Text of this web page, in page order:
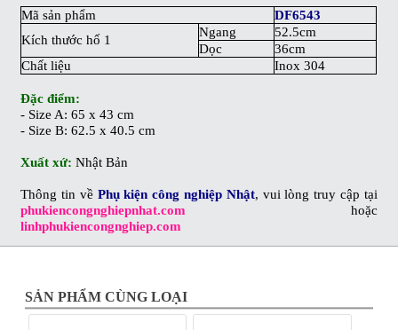
Mã sản phẩm
DF6543
Kích thước hố 1
Ngang
52.5cm
Dọc
36cm
Chất liệu
Inox 304
Đặc điểm:
- Size A: 65 x 43 cm
- Size B: 62.5 x 40.5 cm
Xuất xứ:Nhật Bản
Thông tin về Phụ kiện công nghiệp Nhật, vui lòng truy cập tại
phukiencongnghiepnhat.com hoặc
linhphukiencongnghiep.com
SẢN PHẨM CÙNG LOẠI